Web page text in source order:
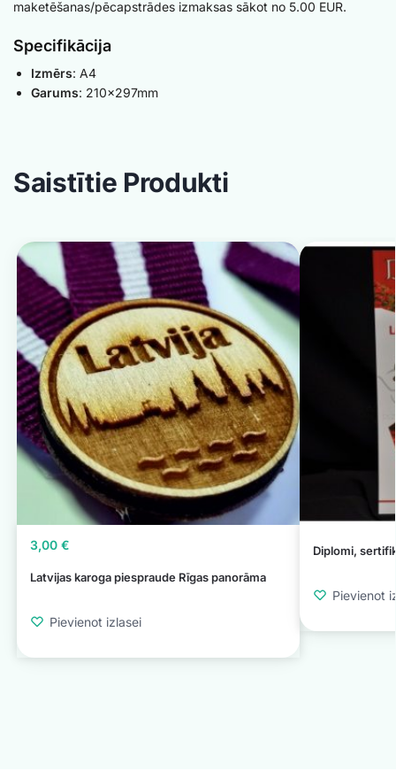
maketēšanas/pēcapstrādes izmaksas sākot no 5.00 EUR.
Specifikācija
Izmērs: A4
Garums: 210x297mm
Saistītie Produkti
Latvijas karoga piespraude Rīgas panorāma
3,00 €
Pievienot izlasei
Diplomi,
Pievienot